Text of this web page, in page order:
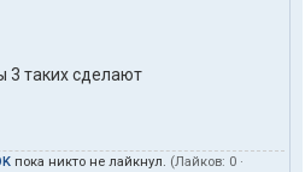
3 таких сделают
пока никто не лайкнул. (Лайков: 0 ·